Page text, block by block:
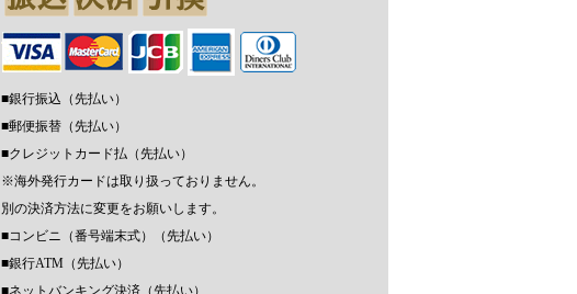
■銀行振込（先払い）
■郵便振替（先払い）
■クレジットカード払（先払い）
※海外発行カードは取り扱っておりません。
別の決済方法に変更をお願いします。
■コンビニ（番号端末式）（先払い）
■銀行ATM（先払い）